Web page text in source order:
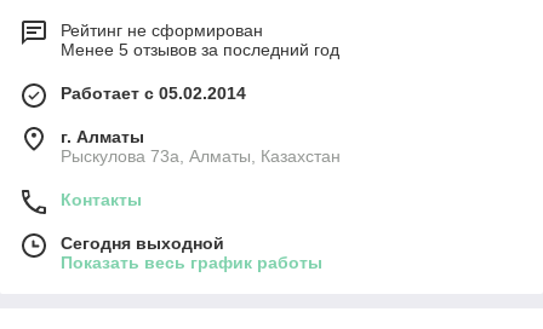
Рейтинг не сформирован
Менее 5 отзывов за последний год
Работает с 05.02.2014
г. Алматы
Рыскулова 73а, Алматы, Казахстан
Контакты
Сегодня выходной
Показать весь график работы